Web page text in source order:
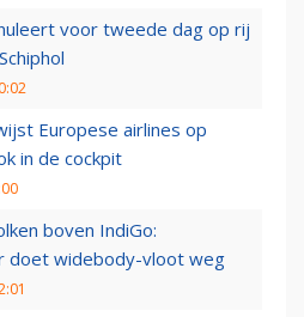
voor tweede dag op rij
Europese airlines op
in de cockpit
boven IndiGo:
doet widebody-vloot weg